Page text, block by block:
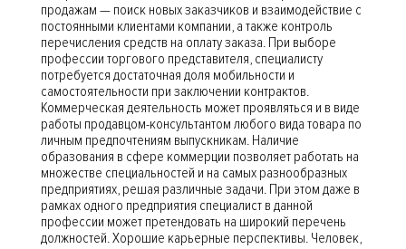
продажам — поиск новых заказчиков и взаимодействие с
постоянными клиентами компании, а также контроль
перечисления средств на оплату заказа. При выборе
профессии торгового представителя, специалисту
потребуется достаточная доля мобильности и
самостоятельности при заключении контрактов.
Коммерческая деятельность может проявляться и в виде
работы продавцом-консультантом любого вида товара по
личным предпочтениям выпускникам. Наличие
образования в сфере коммерции позволяет работать на
множестве специальностей и на самых разнообразных
предприятиях, решая различные задачи. При этом даже в
рамках одного предприятия специалист в данной
профессии может претендовать на широкий перечень
должностей. Хорошие карьерные перспективы. Человек,